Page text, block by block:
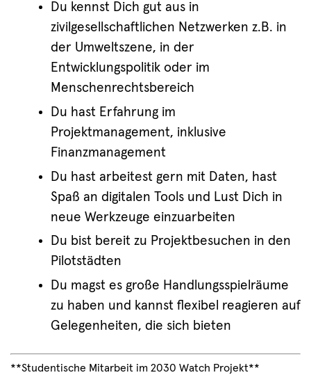
Du kennst Dich gut aus in
zivilgesellschaftlichen Netzwerken z.B. in
der Umweltszene, in der
Entwicklungspolitik oder im
Menschenrechtsbereich
Du hast Erfahrung im
Projektmanagement, inklusive
Finanzmanagement
Du hast arbeitest gern mit Daten, hast
Spaß an digitalen Tools und Lust Dich in
neue Werkzeuge einzuarbeiten
Du bist bereit zu Projektbesuchen in den
Pilotstädten
Du magst es große Handlungsspielräume
zu haben und kannst flexibel reagieren auf
Gelegenheiten, die sich bieten
**Studentische Mitarbeit im 2030 Watch Projekt**